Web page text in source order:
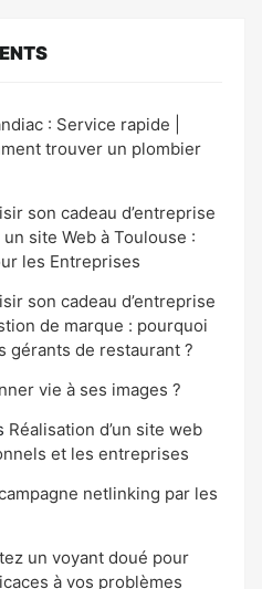
: Service rapide |
trouver un plombier
son cadeau d’entreprise
site Web à Toulouse :
les Entreprises
son cadeau d’entreprise
de marque : pourquoi
gérants de restaurant ?
vie à ses images ?
Réalisation d’un site web
et les entreprises
netlinking par les
un voyant doué pour
à vos problèmes